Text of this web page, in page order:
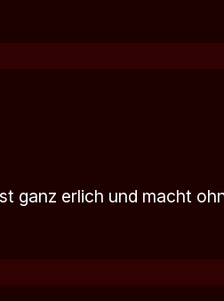
ganz erlich und macht